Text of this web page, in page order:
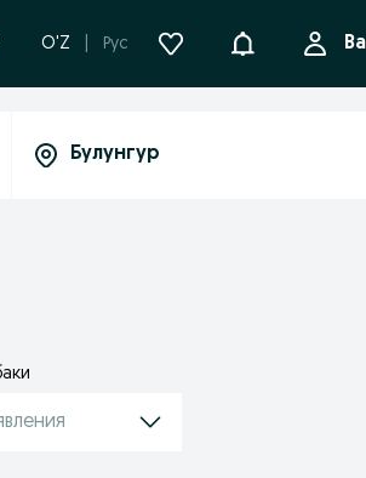
O'Z Рус Уведомления